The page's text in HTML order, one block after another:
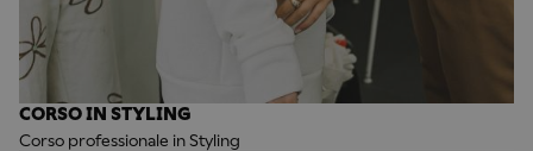
CORSO IN STYLING
Corso professionale in Styling